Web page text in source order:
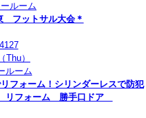
ルーム
フットサル大会＊
（Thu）
ルーム
フォーム！シリンダーレスで防犯
リフォーム 勝手口ドア